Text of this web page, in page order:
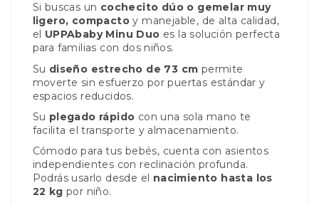
Si buscas un cochecito dúo o gemelar muy
ligero, compactoy manejable, de alta calidad,
el UPPAbaby Minu Duo es la solución perfecta
para familias con dos niños.
Su diseño estrecho de 73 cm permite
moverte sin esfuerzo por puertas estándar y
espacios reducidos.
Su plegado rápido con una sola mano te
facilita el transporte y almacenamiento.
Cómodo para tus bebés, cuenta con asientos
independientes con reclinación profunda.
Podrás usarlo desde el nacimiento hasta los
22 kg por niño.